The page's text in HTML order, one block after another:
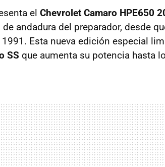
el Chevrolet Camaro HPE650
andadura del preparador, desde
Esta nueva edición especial
SS que aumenta su potencia hasta